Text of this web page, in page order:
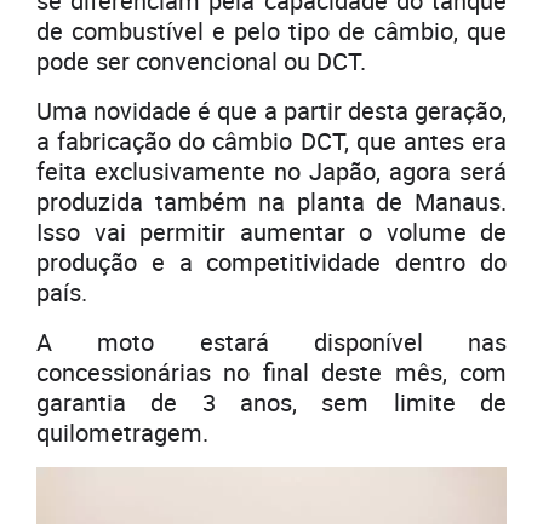
de combustível e pelo tipo de câmbio, que
pode ser convencional ou DCT.
Uma novidade é que a partir desta geração,
a fabricação do câmbio DCT, que antes era
feita exclusivamente no Japão, agora será
produzida também na planta de Manaus.
Isso vai permitir aumentar o volume de
produção e a competitividade dentro do
país.
A moto estará disponível nas
concessionárias no final deste mês, com
garantia de 3 anos, sem limite de
quilometragem.